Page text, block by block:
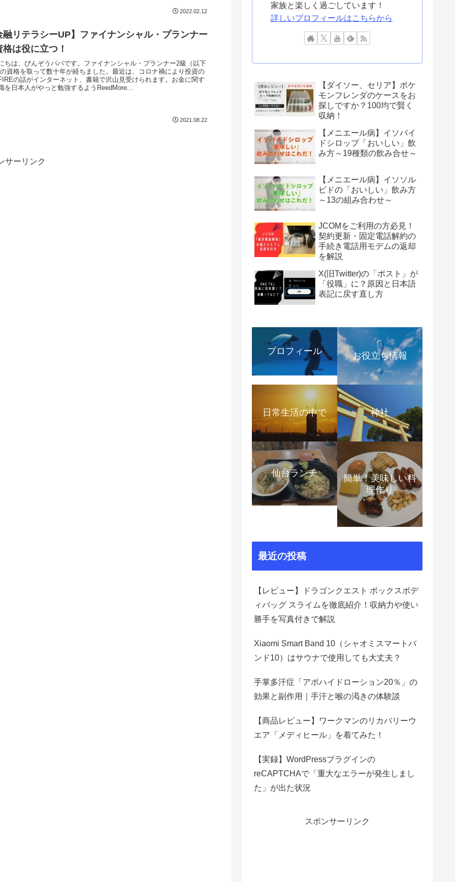
2022.02.12
融リテラシーUP】ファイナンシャル・プランナー
格は役に立つ！
ちは、びんぞうパパです。ファイナンシャル・プランナー2級（以下
資格を取って数十年が経ちました。最近は、コロナ禍により投資の
の話がインターネット、書籍で沢山見受けられます。お金に関す
を日本人がやっと勉強するようReedMore...
2021.08.22
サーリンク
家族と楽しく過ごしています！
詳しいプロフィールはこちらから
【ダイソー、セリア】ポケ
モンフレンダのケースをお
探しですか？100均で賢く
収納！
【メニエール病】イソバイ
ドシロップ「おいしい」飲
み方～19種類の飲み合せ～
【メニエール病】イソソル
ビドの「おいしい」飲み方
～13の組み合わせ～
JCOMをご利用の方必見！
契約更新・固定電話解約の
手続き電話用モデムの返却
を解説
X(旧Twitter)の「ポスト」が
「役職」に？原因と日本語
表記に戻す直し方
プロフィール お役立ち情報
日常生活の中で 神社
仙台ランチ
簡単！美味しい料
理作り
最近の投稿
【レビュー】ドラゴンクエスト ボックスボデ
ィバッグ スライムを徹底紹介！収納力や使い
勝手を写真付きで解説
Xiaomi Smart Band 10（シャオミスマートバ
ンド10）はサウナで使用しても大丈夫？
手掌多汗症「アポハイドローション20％」の
効果と副作用｜手汗と喉の渇きの体験談
【商品レビュー】ワークマンのリカバリーウ
エア「メディヒール」を着てみた！
【実録】WordPressプラグインの
reCAPTCHAで「重大なエラーが発生しまし
た」が出た状況
スポンサーリンク